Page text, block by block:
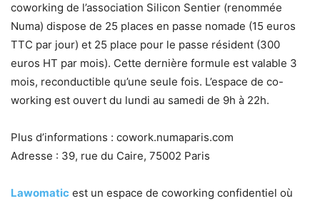
coworking de l’association Silicon Sentier (renommée
Numa) dispose de 25 places en passe nomade (15 euros
TTC par jour) et 25 place pour le passe résident (300
euros HT par mois). Cette dernière formule est valable 3
mois, reconductible qu’une seule fois. L’espace de co-
working est ouvert du lundi au samedi de 9h à 22h.
Plus d’informations : cowork.numaparis.com
Adresse : 39, rue du Caire, 75002 Paris
Lawomatic est un espace de coworking confidentiel où